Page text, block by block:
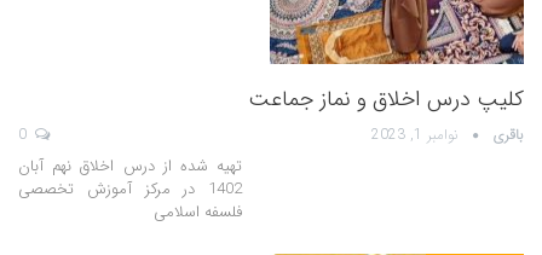
کلیپ درس اخلاق و نماز جماعت
باقری نوامبر 1, 2023
تهیه شده از درس اخلاق نهم آبان
1402 در مرکز آموزش تخصصی
فلسفه اسلامی